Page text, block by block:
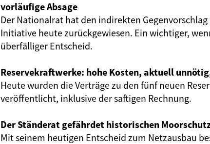
vorläufige Absage
Der Nationalrat hat den indirekten
Initiative heute zurückgewiesen. Ein wichtiger,
überfälliger Entscheid.
Reservekraftwerke: hohe Kosten, aktuell
Heute wurden die Verträge zu den fünf neuen
veröffentlicht, inklusive der saftigen Rechnung.
Der Ständerat gefährdet historischen
Mit seinem heutigen Entscheid zum Netzausbau